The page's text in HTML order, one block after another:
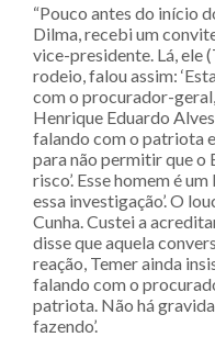
“Pouco antes do início
Dilma, recebi um
vice-presidente. Lá, ele
rodeio, falou assim:
com o procurador-geral,
Henrique Eduardo
falando com o patriota
para não permitir que o
risco’. Esse homem é
essa investigação’. O
Cunha. Custei a
disse que aquela
reação, Temer ainda
falando com o
patriota. Não há
fazendo’.